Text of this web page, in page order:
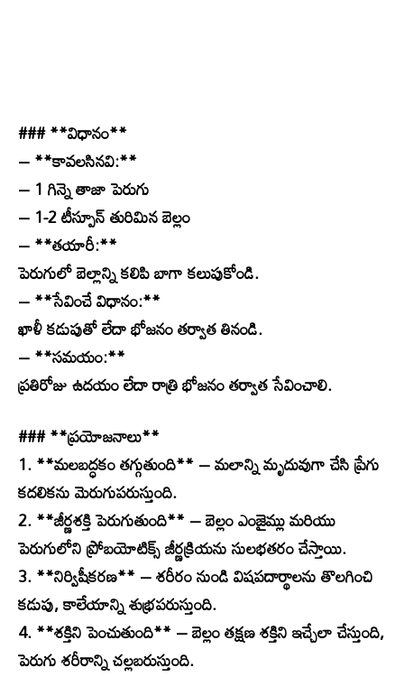
### **విధానం**
– **కావలసినవి:**
– 1 గిన్నె తాజా పెరుగు
– 1-2 టీస్పూన్ తురిమిన బెల్లం
– **తయారీ:**
పెరుగులో బెల్లాన్ని కలిపి బాగా కలుపుకోండి.
– **సేవించే విధానం:**
ఖాళీ కడుపుతో లేదా భోజనం తర్వాత తినండి.
– **సమయం:**
ప్రతిరోజు ఉదయం లేదా రాత్రి భోజనం తర్వాత సేవించాలి.
### **ప్రయోజనాలు**
1. **మలబద్ధకం తగ్గుతుంది** – మలాన్ని మృదువుగా చేసి ప్రేగు
కదలికను మెరుగుపరుస్తుంది.
2. **జీర్ణశక్తి పెరుగుతుంది** – బెల్లం ఎంజైమ్లు మరియు
పెరుగులోని ప్రోబయోటిక్స్ జీర్ణక్రియను సులభతరం చేస్తాయి.
3. **నిర్విషీకరణ** – శరీరం నుండి విషపదార్థాలను తొలగించి
కడుపు, కాలేయాన్ని శుభ్రపరుస్తుంది.
4. **శక్తిని పెంచుతుంది** – బెల్లం తక్షణ శక్తిని ఇచ్చేలా చేస్తుంది,
పెరుగు శరీరాన్ని చల్లబరుస్తుంది.